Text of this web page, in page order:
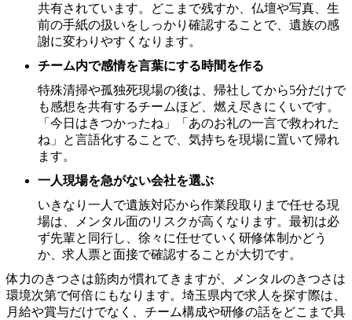
共有されています。どこまで残すか、仏壇や写真、生
前の手紙の扱いをしっかり確認することで、遺族の感
謝に変わりやすくなります。
チーム内で感情を言葉にする時間を作る
特殊清掃や孤独死現場の後は、帰社してから5分だけで
も感想を共有するチームほど、燃え尽きにくいです。
「今日はきつかったね」「あのお礼の一言で救われた
ね」と言語化することで、気持ちを現場に置いて帰れ
ます。
一人現場を急がない会社を選ぶ
いきなり一人で遺族対応から作業段取りまで任せる現
場は、メンタル面のリスクが高くなります。最初は必
ず先輩と同行し、徐々に任せていく研修体制かどう
か、求人票と面接で確認することが大切です。
体力のきつさは筋肉が慣れてきますが、メンタルのきつさは
環境次第で何倍にもなります。埼玉県内で求人を探す際は、
月給や賞与だけでなく、チーム構成や研修の話をどこまで具